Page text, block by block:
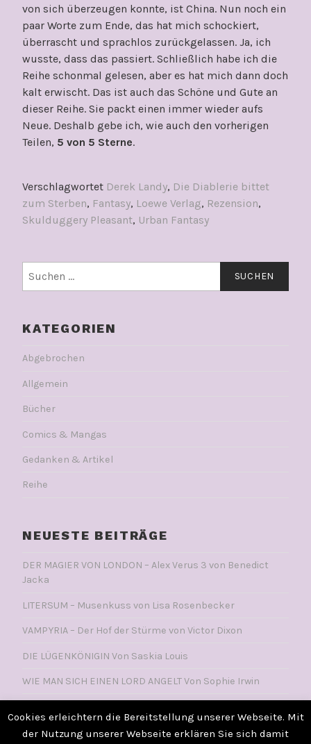
von sich überzeugen konnte, ist China. Nun noch ein
paar Worte zum Ende, das hat mich schockiert,
überrascht und sprachlos zurückgelassen. Ja, ich
wusste, dass das passiert. Schließlich habe ich die
Reihe schonmal gelesen, aber es hat mich dann doch
kalt erwischt. Das ist auch das Schöne und Gute an
dieser Reihe. Sie packt einen immer wieder aufs
Neue. Deshalb gebe ich, wie auch den vorherigen
Teilen, 5 von 5 Sterne.
Verschlagwortet Derek Landy, Die Diablerie bittet
zum Sterben, Fantasy, Loewe Verlag, Rezension,
Skulduggery Pleasant, Urban Fantasy
nach:
KATEGORIEN
Abgebrochen
Allgemein
Bücher
Comics & Mangas
Gedanken & Artikel
Reihe
NEUESTE BEITRÄGE
DER MAGIER VON LONDON – Alex Verus 3 von Benedict
Jacka
LITERSUM – Musenkuss von Lisa Rosenbecker
VAMPYRIA – Der Hof der Stürme von Victor Dixon
DIE LÜGENKÖNIGIN Von Saskia Louis
WIE MAN SICH EINEN LORD ANGELT Von Sophie Irwin
Cookies erleichtern die Bereitstellung unserer Webseite. Mit
der Nutzung unserer Webseite erklären Sie sich damit